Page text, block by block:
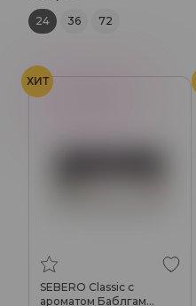
24
36 72
ХИТ
SEBERO Classic с
ароматом Баблгам